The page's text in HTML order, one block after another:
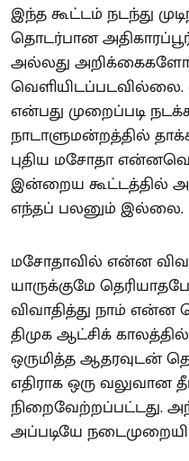
இந்த கூட்டம் நடந்து
தொடர்பான
அல்லது அறிக்கைகளோ
என்பது முறைப்படி
நாடாளுமன்றத்தில்
புதிய மசோதா
இன்றைய கூட்டத்தில்
எந்தப் பலனும் இல்லை.
மசோதாவில் என்ன
யாருக்குமே
விவாதித்து நாம்
திமுக ஆட்சிக்
ஒருமித்த ஆதரவுடன்
எதிராக ஒரு வலுவான
நிறைவேற்றப்பட்டது.
அப்படியே